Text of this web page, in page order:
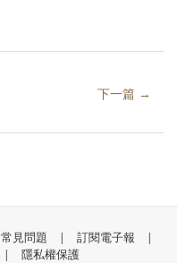
下一篇 →
常見問題 | 訂閱電子報
|
| 隱私權保護